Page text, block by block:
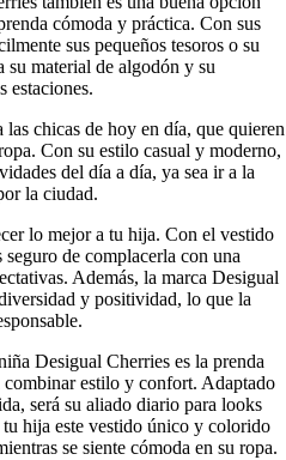
cómoda y práctica. Con sus
sus pequeños tesoros o su
material de algodón y su
estaciones.
las chicas de hoy en día, que quieren
Con su estilo casual y moderno,
del día a día, ya sea ir a la
la ciudad.
lo mejor a tu hija. Con el vestido
de complacerla con una
Además, la marca Desigual
y positividad, lo que la
Desigual Cherries es la prenda
combinar estilo y confort. Adaptado
será su aliado diario para looks
hija este vestido único y colorido
se siente cómoda en su ropa.